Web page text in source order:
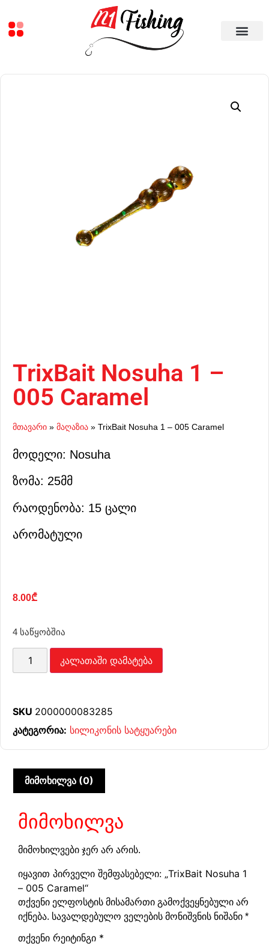
TrixBait Nosuha 1 –
005 Caramel
მთავარი » მაღაზია » TrixBait Nosuha 1 – 005 Caramel
მოდელი: Nosuha
ზომა: 25მმ
რაოდენობა: 15 ცალი
არომატული
8.00₾
4 საწყობშია
კალათაში დამატება
SKU 2000000083285
კატეგორია: სილიკონის სატყუარები
მიმოხილვა (0)
მიმოხილვა
მიმოხილვები ჯერ არ არის.
იყავით პირველი შემფასებელი: „TrixBait Nosuha 1
– 005 Caramel“
თქვენი ელფოსტის მისამართი გამოქვეყნებული არ
იქნება. სავალდებულო ველების მონიშვნის ნიშანი *
თქვენი რეიტინგი *